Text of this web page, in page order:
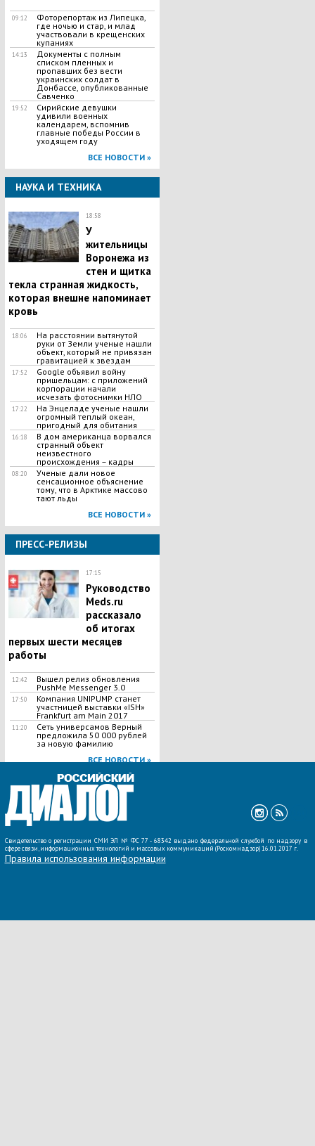
09:12
Фоторепортаж из Липецка,
где ночью и стар, и млад
участвовали в крещенских
купаниях
14:13
Документы с полным
списком пленных и
пропавших без вести
украинских солдат в
Донбассе, опубликованные
Савченко
19:52
Сирийские девушки
удивили военных
календарем, вспомнив
главные победы России в
уходящем году
ВСЕ НОВОСТИ »
НАУКА И ТЕХНИКА
18:58
У
жительницы
Воронежа из
стен и щитка
текла странная жидкость,
которая внешне напоминает
кровь
18:06
На расстоянии вытянутой
руки от Земли ученые нашли
объект, который не привязан
гравитацией к звездам
17:52
Google объявил войну
пришельцам: с приложений
корпорации начали
исчезать фотоснимки НЛО
17:22
На Энцеладе ученые нашли
огромный теплый океан,
пригодный для обитания
16:18
В дом американца ворвался
странный объект
неизвестного
происхождения – кадры
08:20
Ученые дали новое
сенсационное объяснение
тому, что в Арктике массово
тают льды
ВСЕ НОВОСТИ »
ПРЕСС-РЕЛИЗЫ
17:15
Руководство
Meds.ru
рассказало
об итогах
первых шести месяцев
работы
12:42
Вышел релиз обновления
PushMe Messenger 3.0
17:50
Компания UNIPUMP станет
участницей выставки «ISH»
Frankfurt am Main 2017
11:20
Сеть универсамов Верный
предложила 50 000 рублей
за новую фамилию
ВСЕ НОВОСТИ »
Свидетельство о регистрации СМИ ЭЛ № ФС 77 - 68342 выдано федеральной службой по надзору в
сфере связи, информационных технологий и массовых коммуникаций (Роскомнадзор) 16.01.2017 г.
Правила использования информации